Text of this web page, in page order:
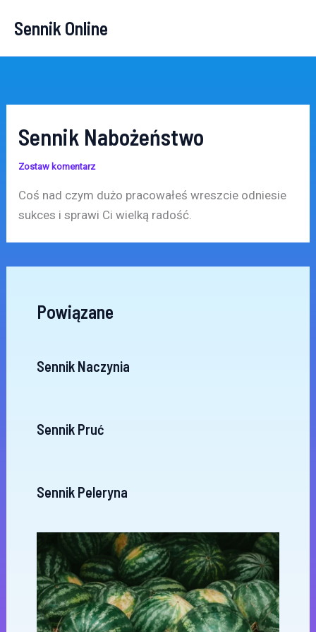
Sennik Online
Sennik Nabożeństwo
Zostaw komentarz
Coś nad czym dużo pracowałeś wreszcie odniesie
sukces i sprawi Ci wielką radość.
Powiązane
Sennik Naczynia
Sennik Pruć
Sennik Peleryna